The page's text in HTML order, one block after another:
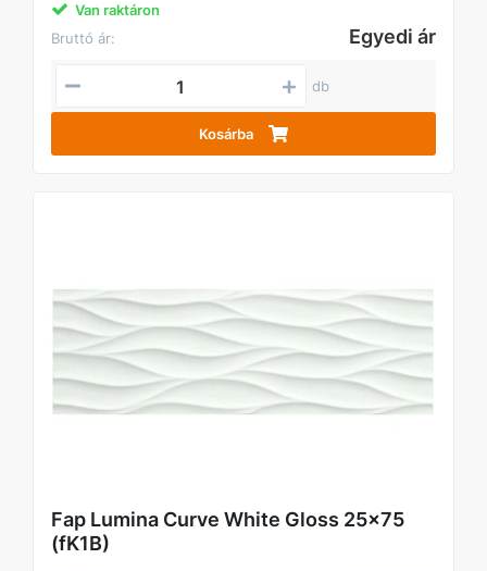
Van raktáron
Bruttó ár:
Egyedi ár
db
Kosárba
Fap Lumina Curve White Gloss 25x75
(fK1B)